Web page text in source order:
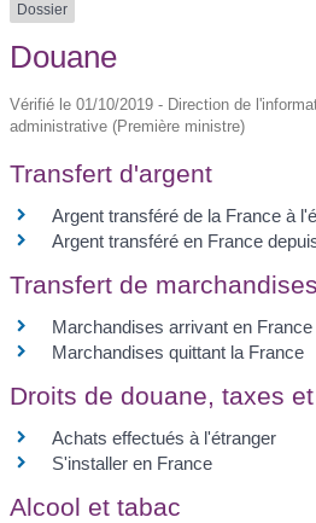
Dossier
Douane
Vérifié le 01/10/2019 - Direction de
administrative (Première ministre)
Transfert d'argent
Argent transféré de la France à
Argent transféré en France
Transfert de marchandises
Marchandises arrivant en France
Marchandises quittant la France
Droits de douane, taxes
Achats effectués à l'étranger
S'installer en France
Alcool et tabac